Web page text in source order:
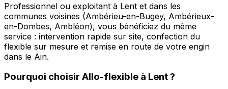
Professionnel ou exploitant à Lent et dans les
communes voisines (Ambérieu-en-Bugey, Ambérieux-
en-Dombes, Ambléon), vous bénéficiez du même
service : intervention rapide sur site, confection du
flexible sur mesure et remise en route de votre engin
dans le Ain.
Pourquoi choisir Allo-flexible à Lent?